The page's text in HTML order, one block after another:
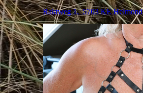
Raktweg 1, 5703 KE Helmond